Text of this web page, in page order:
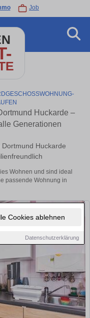
Cookies ablehnen
Datenschutzerklärung
Job
Huckarde –
Generationen
Huckarde
Wohnen und sind ideal
passende Wohnung in